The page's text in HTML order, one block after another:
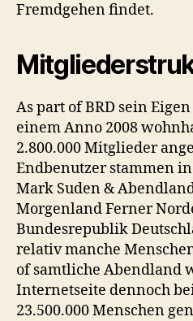
Fremdgehen findet.
As part of BRD sein
einem Anno 2008
2.800.000 Mitglieder
Endbenutzer stammen
Mark Suden &
Morgenland Ferner
Bundesrepublik
relativ manche
of samtliche Abendland
Internetseite dennoch
23.500.000 Menschen